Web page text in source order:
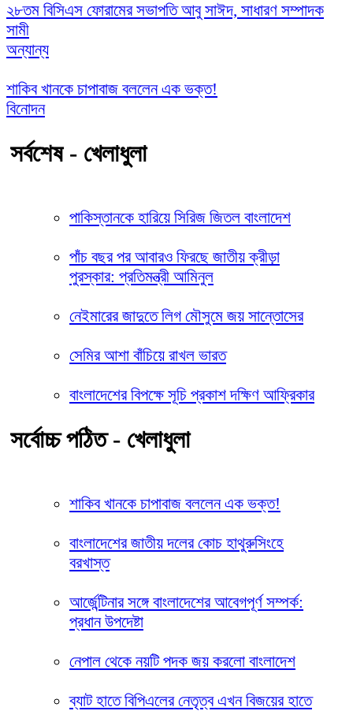
২৮তম বিসিএস ফোরামের সভাপতি আবু সাঈদ, সাধারণ সম্পাদক
সামী
অন্যান্য
শাকিব খানকে চাপাবাজ বললেন এক ভক্ত!
বিনোদন
সর্বশেষ - খেলাধুলা
পাকিস্তানকে হারিয়ে সিরিজ জিতল বাংলাদেশ
পাঁচ বছর পর আবারও ফিরছে জাতীয় ক্রীড়া
পুরস্কার: প্রতিমন্ত্রী আমিনুল
নেইমারের জাদুতে লিগ মৌসুমে জয় সান্তোসের
সেমির আশা বাঁচিয়ে রাখল ভারত
বাংলাদেশের বিপক্ষে সূচি প্রকাশ দক্ষিণ আফ্রিকার
সর্বোচ্চ পঠিত - খেলাধুলা
শাকিব খানকে চাপাবাজ বললেন এক ভক্ত!
বাংলাদেশের জাতীয় দলের কোচ হাথুরুসিংহে
বরখাস্ত
আর্জেন্টিনার সঙ্গে বাংলাদেশের আবেগপূর্ণ সম্পর্ক:
প্রধান উপদেষ্টা
নেপাল থেকে নয়টি পদক জয় করলো বাংলাদেশ
ব্যাট হাতে বিপিএলের নেতৃত্ব এখন বিজয়ের হাতে